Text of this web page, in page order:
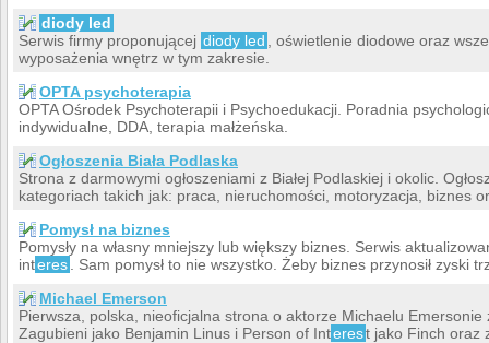
diody led
Serwis firmy proponującej diody led
, oświetlenie diodowe oraz
wyposażenia wnętrz w tym zakresie.
OPTA psychoterapia
OPTA Ośrodek Psychoterapii i Psychoedukacji. Poradnia
indywidualne, DDA, terapia małżeńska.
Ogłoszenia Biała Podlaska
Strona z darmowymi ogłoszeniami z Białej Podlaskiej i okolic.
kategoriach takich jak: praca, nieruchomości, motoryzacja, biznes
Pomysł na biznes
Pomysły na własny mniejszy lub większy biznes. Serwis
interes
. Sam pomysł to nie wszystko. Żeby biznes przynosił zyski
Michael Emerson
Pierwsza, polska, nieoficjalna strona o aktorze Michaelu Emersonie
Zagubieni jako Benjamin Linus i Person of Interest jako Finch oraz